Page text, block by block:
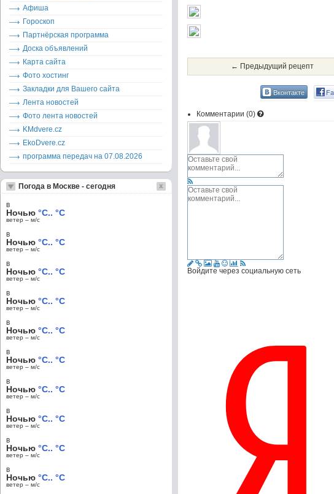
← Предыдущий рецепт
Вконтакте
Комментарии (0)
Войдите через социальную сеть
Афиша
Гороскоп
Партнёрская программа
Доска объявлений
Карта сайта
Фото хостинг
Закладки для Вашего сайта
Лента новостей
Фото лента новостей
KMdvere.cz
EkoDvere.cz
программа передач на 07.08.2026
Погода в Москве - сегодня
в
Ночью °C.. °C
ветер – м/c
в
Ночью °C.. °C
ветер – м/c
в
Ночью °C.. °C
ветер – м/c
в
Ночью °C.. °C
ветер – м/c
в
Ночью °C.. °C
ветер – м/c
в
Ночью °C.. °C
ветер – м/c
в
Ночью °C.. °C
ветер – м/c
в
Ночью °C.. °C
ветер – м/c
в
Ночью °C.. °C
ветер – м/c
в
Ночью °C.. °C
ветер – м/c